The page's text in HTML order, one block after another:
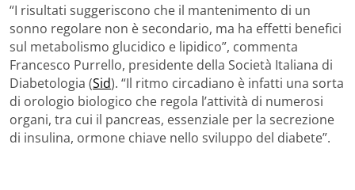
“I risultati suggeriscono che il mantenimento di un
sonno regolare non è secondario, ma ha effetti benefici
sul metabolismo glucidico e lipidico”, commenta
Francesco Purrello, presidente della Società Italiana di
Diabetologia (Sid). “Il ritmo circadiano è infatti una sorta
di orologio biologico che regola l’attività di numerosi
organi, tra cui il pancreas, essenziale per la secrezione
di insulina, ormone chiave nello sviluppo del diabete”.